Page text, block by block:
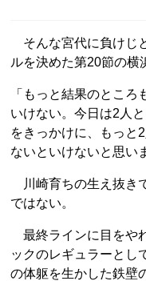
そんな宮代に負けじ
ルを決めた第20節の横
「もっと結果のとこ
いけない。今日は2人
をきっかけに、もっと
ないといけないと思い
川崎育ちの生え抜き
ではない。
最終ラインに目をや
ックのレギュラーとし
の体躯を生かした鉄壁